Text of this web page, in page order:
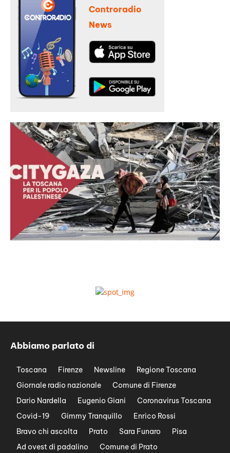
Controradio
News
Abbiamo parlato di
Toscana Firenze Newsline
Regione Toscana
Giornale radio nazionale
Comune di Firenze
Dario Nardella
Eugenio Giani
Coronavirus Toscana
Covid-19
Gimmy Tranquillo
Enrico Rossi
Bravo chi ascolta
Prato Sara Funaro
Pisa
Ad ovest di padalino
Comune di Prato